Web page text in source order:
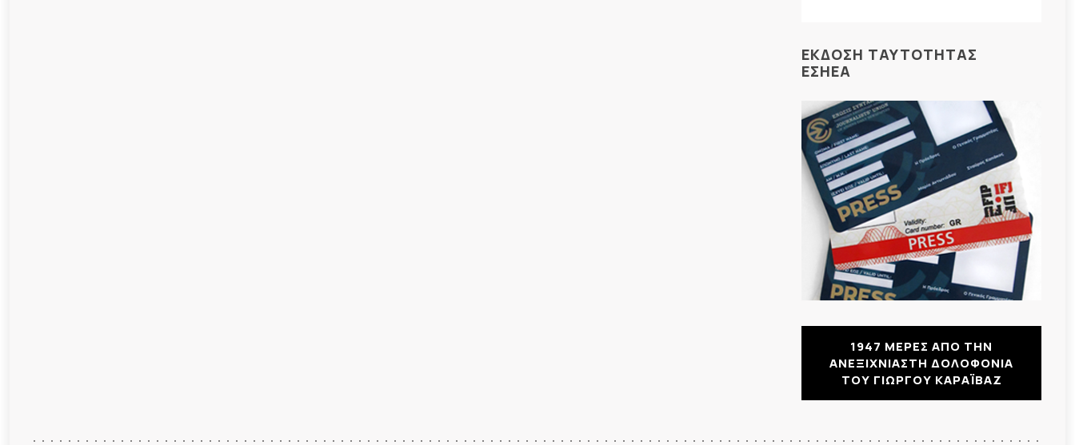
ΕΚΔΟΣΗ ΤΑΥΤΟΤΗΤΑΣ
ΕΣΗΕΑ
1947 ΜΕΡΕΣ ΑΠΟ ΤΗΝ
ΑΝΕΞΙΧΝΙΑΣΤΗ ΔΟΛΟΦΟΝΙΑ
ΤΟΥ ΓΙΩΡΓΟΥ ΚΑΡΑΪΒΑΖ